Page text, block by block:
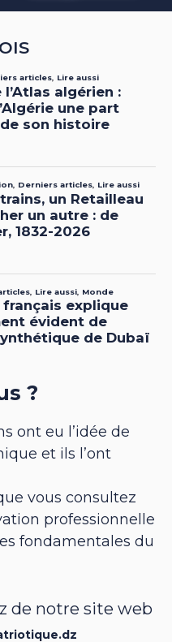
?
ont eu l’idée de
et ils l’ont
vous consultez
professionnelle
fondamentales du
de notre site web